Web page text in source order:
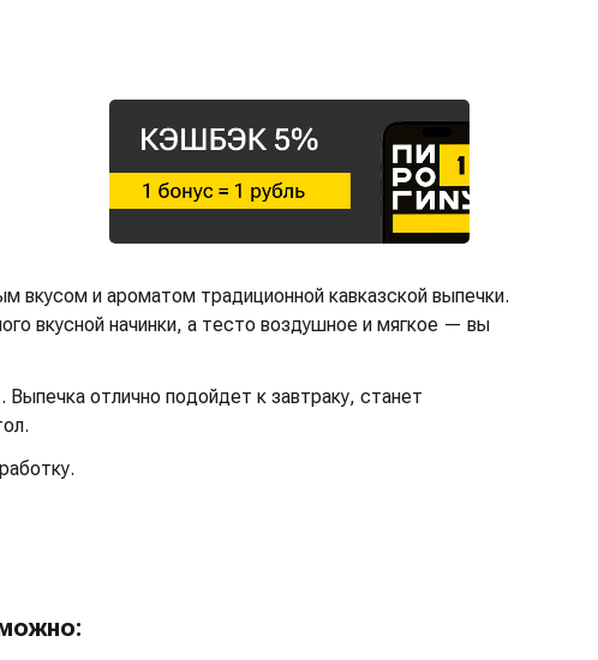
вкусом и ароматом традиционной кавказской выпечки.
вкусной начинки, а тесто воздушное и мягкое — вы
отлично подойдет к завтраку, станет